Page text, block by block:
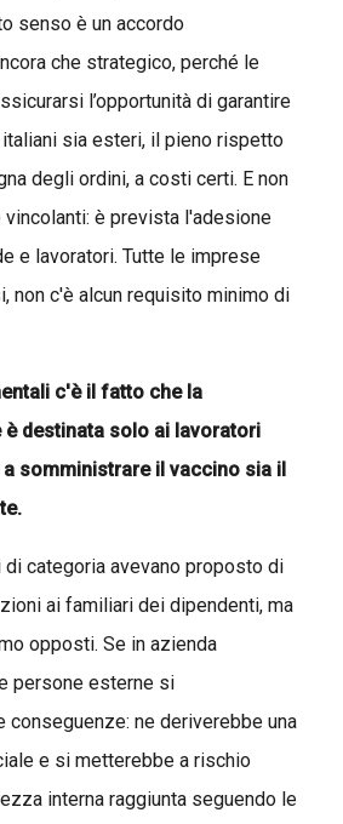
senso è un accordo
che strategico, perché le
l’opportunità di garantire
sia esteri, il pieno rispetto
degli ordini, a costi certi. E non
vincolanti: è prevista l'adesione
e lavoratori. Tutte le imprese
non c'è alcun requisito minimo di
c'è il fatto che la
destinata solo ai lavoratori
a somministrare il vaccino sia il
categoria avevano proposto di
ai familiari dei dipendenti, ma
opposti. Se in azienda
persone esterne si
conseguenze: ne deriverebbe una
e si metterebbe a rischio
interna raggiunta seguendo le